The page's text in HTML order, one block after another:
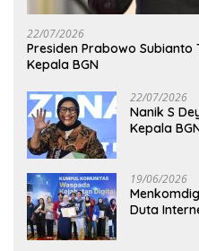
22/07/2026
Presiden Prabowo
Kepala BGN
22/07/2026
Nanik S
Kepala
19/06/2026
Duta